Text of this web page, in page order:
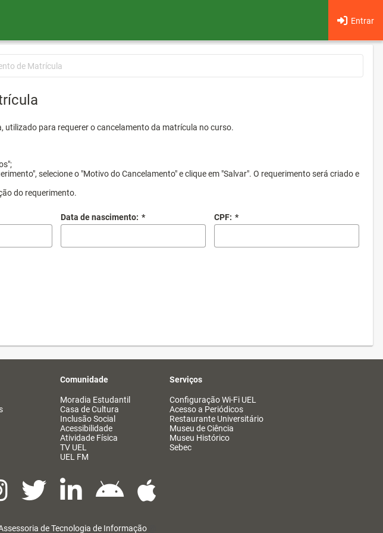
Entrar
de Matrícula
utilizado para requerer o cancelamento da matrícula no curso.
selecione o "Motivo do Cancelamento" e clique em "Salvar". O requerimento será criado e
do requerimento.
Data de nascimento: * CPF: *
Comunidade
Moradia Estudantil
Casa de Cultura
Inclusão Social
Acessibilidade
Atividade Física
TV UEL
UEL FM
Serviços
Configuração Wi-Fi UEL
Acesso a Periódicos
Restaurante Universitário
Museu de Ciência
Museu Histórico
Sebec
de Tecnologia de Informação